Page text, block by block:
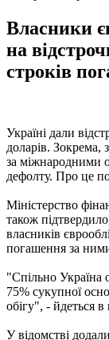
Власники
на
строків
Україні дали
доларів. Зокрема,
за міжнародними
дефолту. Про це
Міністерство
також
власників
погашення за
"Спільно Україна
75% сукупної
обігу", - йдеться в
У відомстві